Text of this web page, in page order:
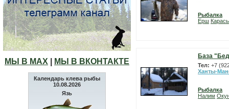
МЫ В МАХ МЫ В ВКОНТАКТЕ
Календарь клева рыбы
10.08.2026
Язь
Рыбалка
Ерш Карась
База
Тел: +7
Ханты-
Рыбалка
Налим